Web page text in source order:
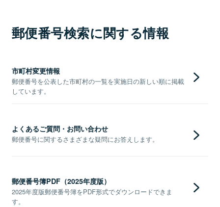
郵便番号検索に関する情報
市町村変更情報
郵便番号を公表した市町村の一覧を実施日の新しい順に掲載
しています。
よくあるご質問・お問い合わせ
郵便番号に関するさまざまな疑問にお答えします。
郵便番号簿PDF（2025年度版）
2025年度版郵便番号簿をPDF形式でダウンロードできま
す。